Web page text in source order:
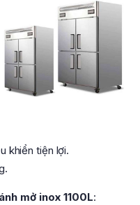
khiển tiện lợi.
mở inox 1100L: